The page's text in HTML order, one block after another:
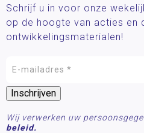
Schrijf u in voor onze
op de hoogte van acties en
ontwikkelingsmaterialen!
Wij verwerken uw
beleid.